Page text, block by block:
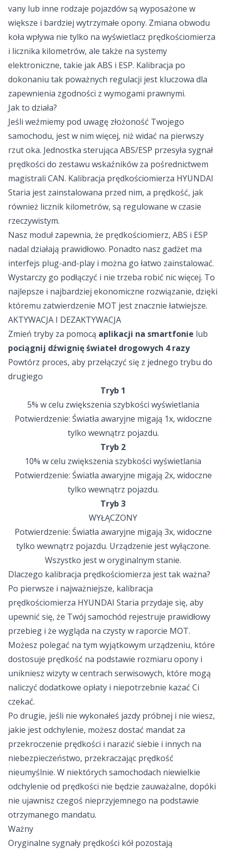
vany lub inne rodzaje pojazdów są wyposażone w
większe i bardziej wytrzymałe opony. Zmiana obwodu
koła wpływa nie tylko na wyświetlacz prędkościomierza
i licznika kilometrów, ale także na systemy
elektroniczne, takie jak ABS i ESP. Kalibracja po
dokonaniu tak poważnych regulacji jest kluczowa dla
zapewnienia zgodności z wymogami prawnymi.
Jak to działa?
Jeśli weźmiemy pod uwagę złożoność Twojego
samochodu, jest w nim więcej, niż widać na pierwszy
rzut oka. Jednostka sterująca ABS/ESP przesyła sygnał
prędkości do zestawu wskaźników za pośrednictwem
magistrali CAN. Kalibracja prędkościomierza HYUNDAI
Staria jest zainstalowana przed nim, a prędkość, jak
również licznik kilometrów, są regulowane w czasie
rzeczywistym.
Nasz moduł zapewnia, że prędkościomierz, ABS i ESP
nadal działają prawidłowo. Ponadto nasz gadżet ma
interfejs plug-and-play i można go łatwo zainstalować.
Wystarczy go podłączyć i nie trzeba robić nic więcej. To
najlepsze i najbardziej ekonomiczne rozwiązanie, dzięki
któremu zatwierdzenie MOT jest znacznie łatwiejsze.
AKTYWACJA I DEZAKTYWACJA
Zmień tryby za pomocą aplikacji na smartfonie lub
pociągnij dźwignię świateł drogowych 4 razy
Powtórz proces, aby przełączyć się z jednego trybu do
drugiego
Tryb 1
5% w celu zwiększenia szybkości wyświetlania
Potwierdzenie: Światła awaryjne migają 1x, widoczne
tylko wewnątrz pojazdu.
Tryb 2
10% w celu zwiększenia szybkości wyświetlania
Potwierdzenie: Światła awaryjne migają 2x, widoczne
tylko wewnątrz pojazdu.
Tryb 3
WYŁĄCZONY
Potwierdzenie: Światła awaryjne migają 3x, widoczne
tylko wewnątrz pojazdu. Urządzenie jest wyłączone.
Wszystko jest w oryginalnym stanie.
Dlaczego kalibracja prędkościomierza jest tak ważna?
Po pierwsze i najważniejsze, kalibracja
prędkościomierza HYUNDAI Staria przydaje się, aby
upewnić się, że Twój samochód rejestruje prawidłowy
przebieg i że wygląda na czysty w raporcie MOT.
Możesz polegać na tym wyjątkowym urządzeniu, które
dostosuje prędkość na podstawie rozmiaru opony i
unikniesz wizyty w centrach serwisowych, które mogą
naliczyć dodatkowe opłaty i niepotrzebnie kazać Ci
czekać.
Po drugie, jeśli nie wykonałeś jazdy próbnej i nie wiesz,
jakie jest odchylenie, możesz dostać mandat za
przekroczenie prędkości i narazić siebie i innych na
niebezpieczeństwo, przekraczając prędkość
nieumyślnie. W niektórych samochodach niewielkie
odchylenie od prędkości nie będzie zauważalne, dopóki
nie ujawnisz czegoś nieprzyjemnego na podstawie
otrzymanego mandatu.
Ważny
Oryginalne sygnały prędkości kół pozostają